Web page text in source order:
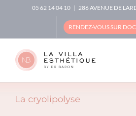
05 62 14 04 10 | 286 AVENUE DE
RENDEZ-VOUS SUR
La cryolipolyse